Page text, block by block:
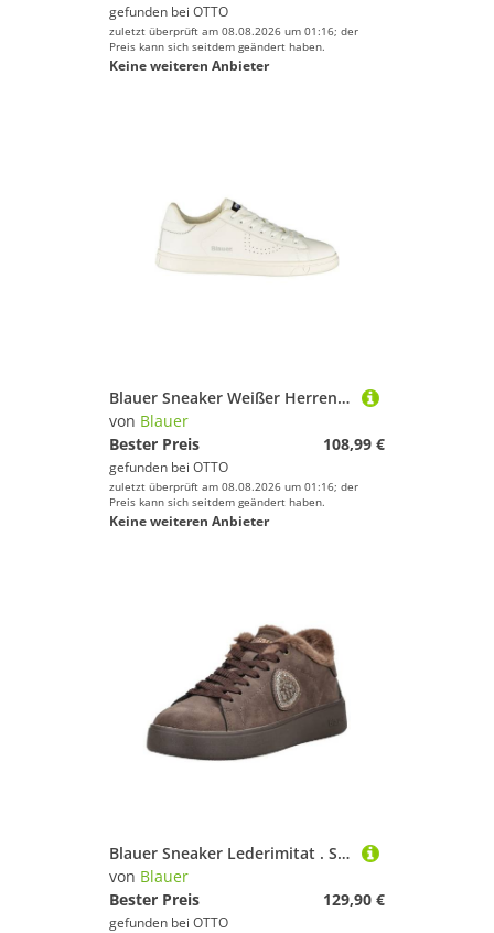
gefunden bei OTTO
zuletzt überprüft am 08.08.2026 um 01:16; der
Preis kann sich seitdem geändert haben.
Keine weiteren Anbieter
Blauer Sneaker Weißer Herrensportschuh mit Schnürsenkeln und
von Blauer
Bester Preis
108,99 €
gefunden bei OTTO
zuletzt überprüft am 08.08.2026 um 01:16; der
Preis kann sich seitdem geändert haben.
Keine weiteren Anbieter
Blauer Sneaker Lederimitat . Sneaker (1-tlg)
von Blauer
Bester Preis
129,90 €
gefunden bei OTTO